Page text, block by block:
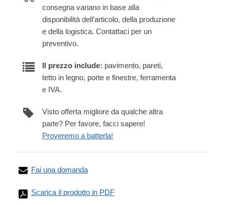
consegna variano in base alla
disponibilità dell’articolo, della produzione
e della logistica. Contattaci per un
preventivo.
Il prezzo include: pavimento, pareti,
tetto in legno, porte e finestre, ferramenta
e IVA.
Visto offerta migliore da qualche altra
parte? Per favore, facci sapere!
Proveremo a batterla!
Fai una domanda
Scarica il prodotto in PDF